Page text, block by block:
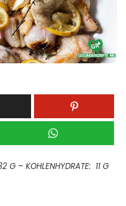
G – KOHLENHYDRATE: 11 G